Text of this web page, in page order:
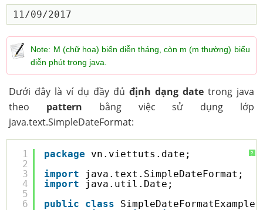
Note: M (chữ hoa) biển diễn tháng, còn m (m thường) biểu
diễn phút trong java.
Dưới đây là ví dụ đầy đủđịnh dạng date trong java
theo pattern bằng việc sử dụng lớp
java.text.SimpleDateFormat:
?
1
2
3
4
5
6
package
vn.viettuts.date;
import
java.text.SimpleDateFormat;
import
java.util.Date;
public
class